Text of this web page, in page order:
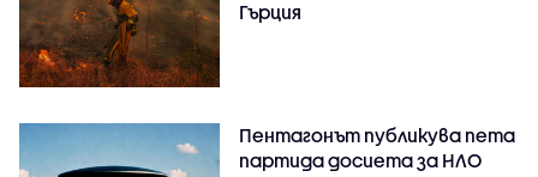
Гърция
Пентагонът публикува пета
партида досиета за НЛО